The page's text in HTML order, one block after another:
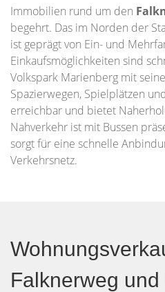
Immobilien rund um den
begehrt. Das im Norden der
ist geprägt von Ein- und
Einkaufsmöglichkeiten sind
Volkspark Marienberg mit
Spazierwegen, Spielplätzen
erreichbar und bietet
Nahverkehr ist mit Bussen
sorgt für eine schnelle
Verkehrsnetz.
Falknerweg